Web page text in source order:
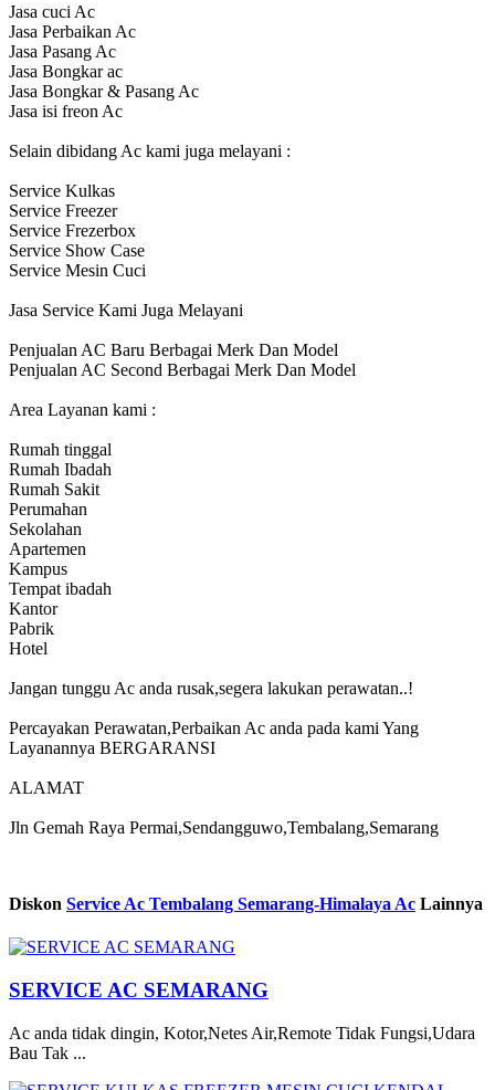
Jasa cuci Ac
Jasa Perbaikan Ac
Jasa Pasang Ac
Jasa Bongkar ac
Jasa Bongkar & Pasang Ac
Jasa isi freon Ac
Selain dibidang Ac kami juga melayani :
Service Kulkas
Service Freezer
Service Frezerbox
Service Show Case
Service Mesin Cuci
Jasa Service Kami Juga Melayani
Penjualan AC Baru Berbagai Merk Dan Model
Penjualan AC Second Berbagai Merk Dan Model
Area Layanan kami :
Rumah tinggal
Rumah Ibadah
Rumah Sakit
Perumahan
Sekolahan
Apartemen
Kampus
Tempat ibadah
Kantor
Pabrik
Hotel
Jangan tunggu Ac anda rusak,segera lakukan perawatan..!
Percayakan Perawatan,Perbaikan Ac anda pada kami Yang
Layanannya BERGARANSI
ALAMAT
Jln Gemah Raya Permai,Sendangguwo,Tembalang,Semarang
Diskon Service Ac Tembalang Semarang-Himalaya Ac Lainnya
SERVICE AC SEMARANG
Ac anda tidak dingin, Kotor,Netes Air,Remote Tidak Fungsi,Udara
Bau Tak ...